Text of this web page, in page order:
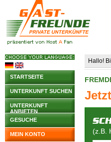
STARTSEITE
UNTERKUNFT SUCHEN
UNTERKUNFT
ANBIETEN
GESUCHE
MEIN KONTO
Hallo!
(z.B.